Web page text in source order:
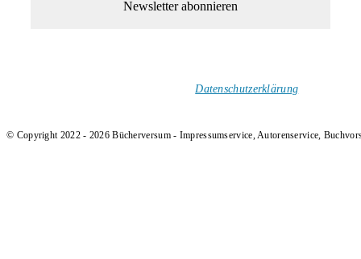
Datenschutzerklärung
© Copyright 2022 - 2026 Bücherversum - Impressumservice, Autorenservice,